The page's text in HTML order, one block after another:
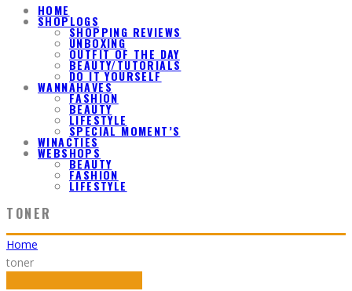
HOME
SHOPLOGS
SHOPPING REVIEWS
UNBOXING
OUTFIT OF THE DAY
BEAUTY/TUTORIALS
DO IT YOURSELF
WANNAHAVES
FASHION
BEAUTY
LIFESTYLE
SPECIAL MOMENT’S
WINACTIES
WEBSHOPS
BEAUTY
FASHION
LIFESTYLE
TONER
Home
toner